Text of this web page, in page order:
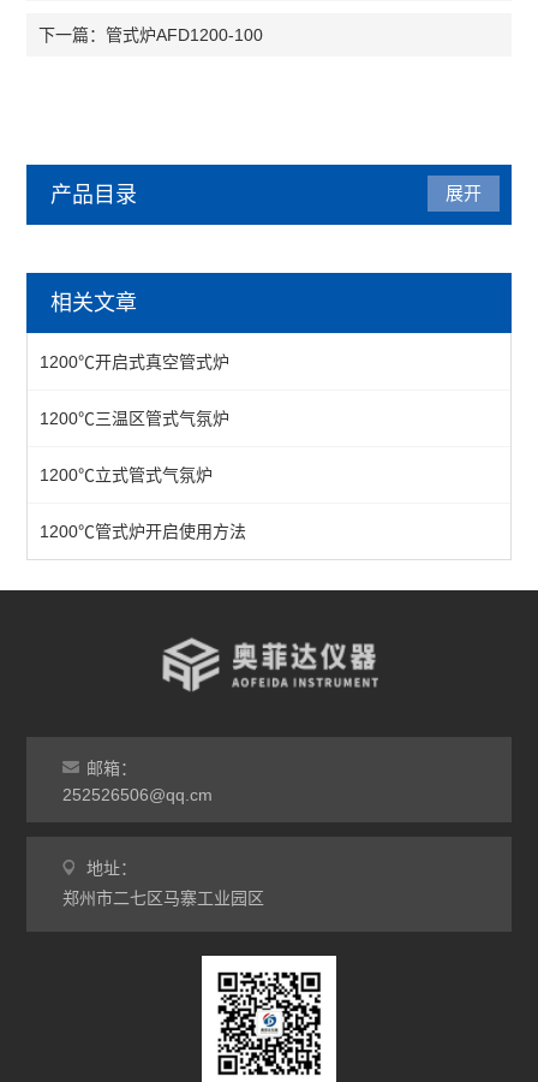
下一篇：管式炉AFD1200-100
产品目录
管式气氛炉
1200℃管式炉
1400℃管式炉
1700℃管式炉
立式多温区管式炉
查看全部 >>
展开
相关文章
1200℃开启式真空管式炉
1200℃三温区管式气氛炉
1200℃立式管式气氛炉
1200℃管式炉开启使用方法
邮箱：
252526506@qq.cm
地址：
郑州市二七区马寨工业园区